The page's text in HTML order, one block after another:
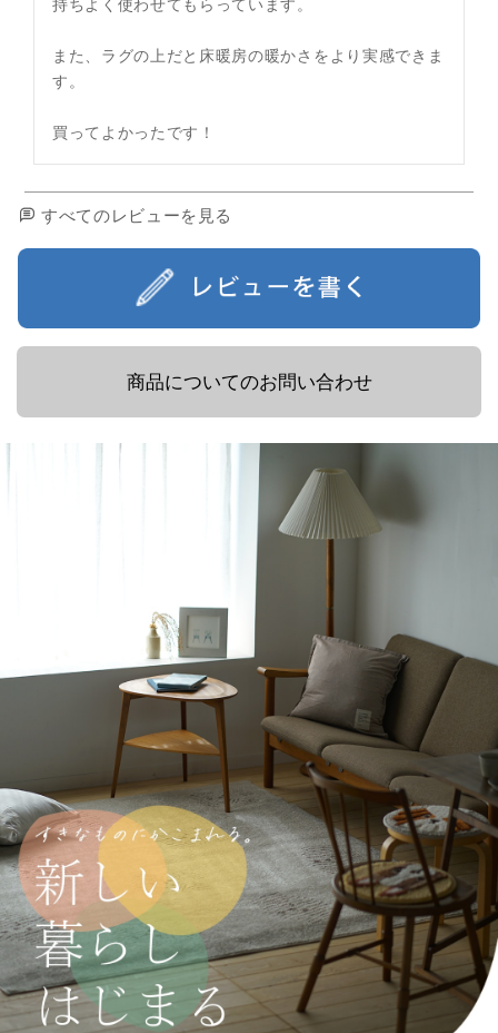
持ちよく使わせてもらっています。
また、ラグの上だと床暖房の暖かさをより実感できま
す。
買ってよかったです！
すべてのレビューを見る
商品についてのお問い合わせ